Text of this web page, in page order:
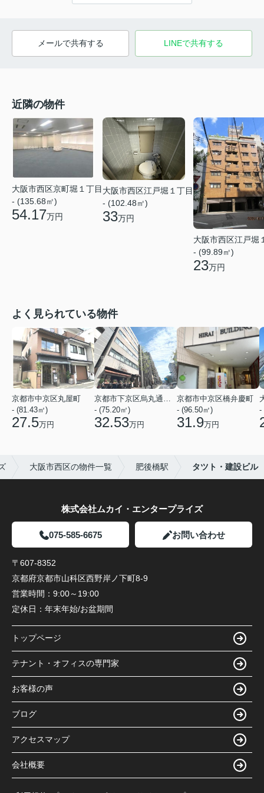
メールで共有する LINEで共有する
近隣の物件
大阪市西区京町堀１丁目
- (135.68㎡)
54.17万円
大阪市西区江戸堀１丁目
- (102.48㎡)
33万円
大阪市西区江戸堀
- (99.89㎡)
23万円
よく見られている物件
京都市中京区丸屋町
- (81.43㎡)
27.5万円
- (75.20㎡)
32.53万円
京都市中京区橋弁慶町
- (96.50㎡)
31.9万円
-
大阪市西区の物件一覧 肥後橋駅 タツト・建設ビル
株式会社ムカイ・エンタープライズ
075-585-6675 お問い合わせ
〒607-8352
京都府京都市山科区西野岸ノ下町8-9
営業時間： 9:00～19:00
定休日： 年末年始/お盆期間
トップページ
テナント・オフィスの専門家
お客様の声
ブログ
アクセスマップ
会社概要